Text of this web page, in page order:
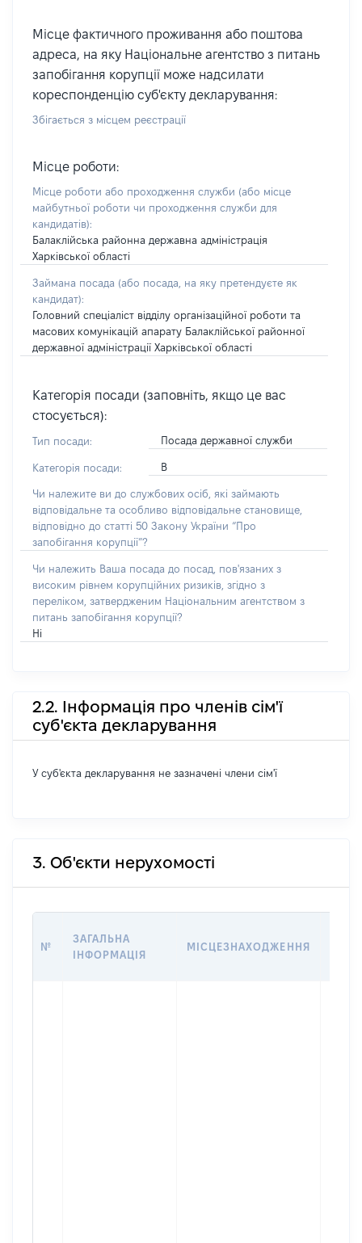
Місце фактичного проживання або поштова
адреса, на яку Національне агентство з питань
запобігання корупції може надсилати
кореспонденцію суб'єкту декларування:
Збігається з місцем реєстрації
Місце роботи:
Місце роботи або проходження служби (або місце
майбутньої роботи чи проходження служби для
кандидатів):
Балаклійська районна державна адміністрація
Харківської області
Займана посада (або посада, на яку претендуєте як
кандидат):
Головний спеціаліст відділу організаційної роботи та
масових комунікацій апарату Балаклійської районної
державної адміністрації Харківської області
Категорія посади (заповніть, якщо це вас
стосується):
Тип посади: Посада державної служби
Категорія посади: В
Чи належите ви до службових осіб, які займають
відповідальне та особливо відповідальне становище,
відповідно до статті 50 Закону України “Про
запобігання корупції”?
Чи належить Ваша посада до посад, пов'язаних з
високим рівнем корупційних ризиків, згідно з
переліком, затвердженим Національним агентством з
питань запобігання корупції?
Ні
2.2. Інформація про членів сім'ї
суб'єкта декларування
У суб'єкта декларування не зазначені члени сім'ї
3. Об'єкти нерухомості
№
ЗАГАЛЬНА
ІНФОРМАЦІЯ
МІСЦЕЗНАХОДЖЕННЯ